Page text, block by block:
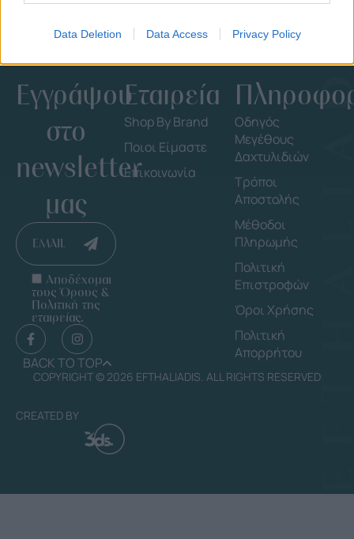
Data Deletion Data Access Privacy Policy
Εγγράψου
στο
newsletter
μας
EMAIL
Αποδέχομαι
τους Όρους &
Πολιτική της
εταιρείας.
BACK TO TOP
Εταιρεία
Shop By Brand
Ποιοι Είμαστε
Επικοινωνία
Οδηγός
Μεγέθους
Δαχτυλιδιών
Τρόποι
Αποστολής
Μέθοδοι
Πληρωμής
Πολιτική
Επιστροφών
Όροι Χρήσης
Πολιτική
Απορρήτου
COPYRIGHT © 2026 EFTHALIADIS. ALL RIGHTS RESERVED
CREATED BY